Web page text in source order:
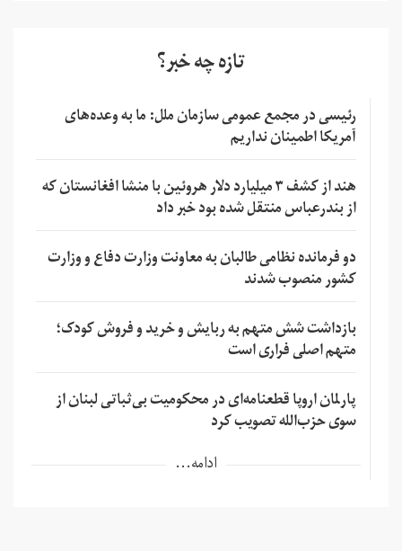
تازه چه خبر؟
رئیسی در مجمع عمومی سازمان ملل: ما به وعده‌های
آمریکا اطمینان نداریم
هند از کشف ۳ میلیارد دلار هروئین با منشا افغانستان که
از بندرعباس منتقل شده بود خبر داد
دو فرمانده نظامی طالبان به معاونت وزارت دفاع و وزارت
کشور منصوب شدند
بازداشت شش متهم به ربایش و خرید و فروش کودک؛
متهم اصلی فراری است
پارلمان اروپا قطعنامه‌ای در محکومیت بی‌ثباتی لبنان از
سوی حزب‌الله تصویب کرد
ادامه...